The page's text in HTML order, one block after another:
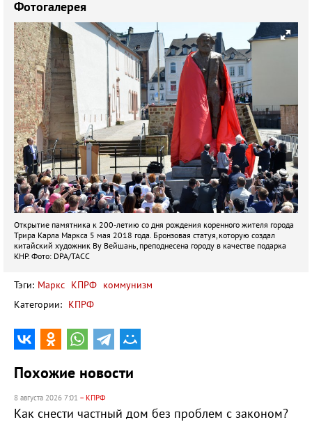
Фотогалерея
Открытие памятника к 200-летию со дня рождения коренного жителя города
Трира Карла Маркса 5 мая 2018 года. Бронзовая статуя, которую создал
китайский художник Ву Вейшань, преподнесена городу в качестве подарка
КНР. Фото: DPA/ТАСС
Тэги: Маркс КПРФ коммунизм
Категории: КПРФ
Похожие новости
8 августа 2026 7:01 – КПРФ
Как снести частный дом без проблем с законом?